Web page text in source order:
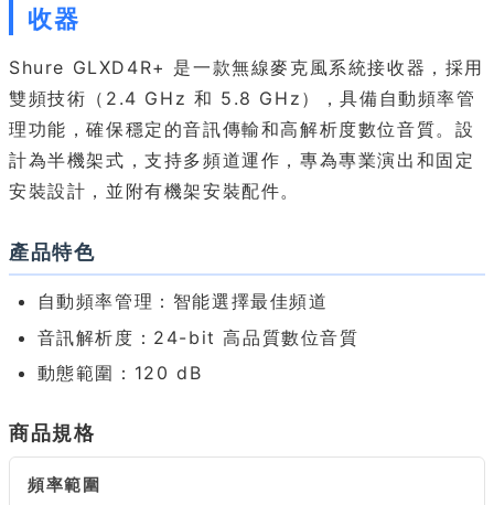
收器
Shure GLXD4R+ 是一款無線麥克風系統接收器，採用
雙頻技術（2.4 GHz 和 5.8 GHz），具備自動頻率管
理功能，確保穩定的音訊傳輸和高解析度數位音質。設
計為半機架式，支持多頻道運作，專為專業演出和固定
安裝設計，並附有機架安裝配件。
產品特色
自動頻率管理：智能選擇最佳頻道
音訊解析度：24-bit 高品質數位音質
動態範圍：120 dB
商品規格
頻率範圍